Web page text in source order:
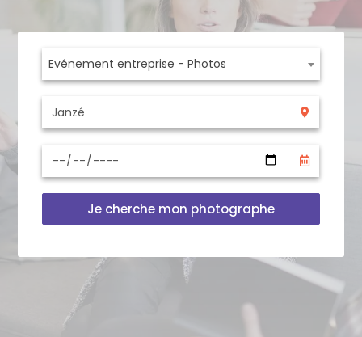
Evénement entreprise - Photos
Je cherche mon photographe